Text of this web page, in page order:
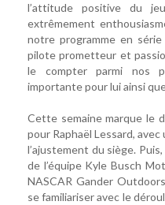
l’attitude positive du
extrêmement
notre programme en
pilote prometteur et
le compter parmi nos
importante pour lui ainsi
Cette semaine marque le
pour Raphaël Lessard,
l’ajustement du siège.
de l’équipe Kyle Busch
NASCAR Gander
se familiariser avec le